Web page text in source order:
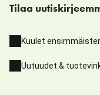
Tilaa
Kuulet
Uutuudet &